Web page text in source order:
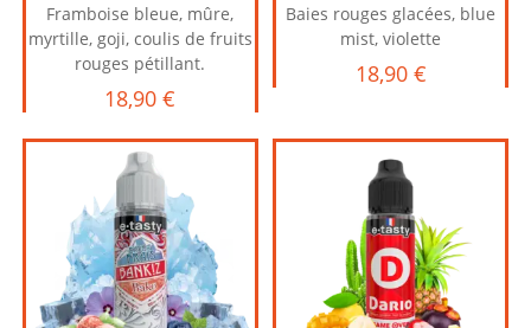
Framboise bleue, mûre,
myrtille, goji, coulis de fruits
rouges pétillant.
18,90€
Baies rouges glacées, blue
mist, violette
18,90 €